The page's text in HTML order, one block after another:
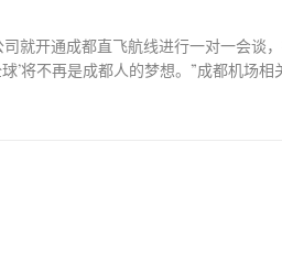
司就开通成都直飞航线进行一对一会谈
’将不再是成都人的梦想。”成都机场